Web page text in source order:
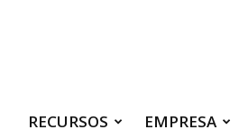
RECURSOS EMPRESA